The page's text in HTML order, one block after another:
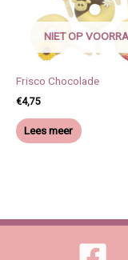
NIET OP
Frisco Chocolade
€4,75
Lees meer